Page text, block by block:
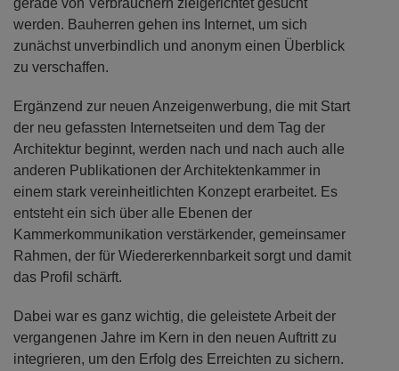
gerade von Verbrauchern zielgerichtet gesucht
werden. Bauherren gehen ins Internet, um sich
zunächst unverbindlich und anonym einen Überblick
zu verschaffen.
Ergänzend zur neuen Anzeigenwerbung, die mit Start
der neu gefassten Internetseiten und dem Tag der
Architektur beginnt, werden nach und nach auch alle
anderen Publikationen der Architektenkammer in
einem stark vereinheitlichten Konzept erarbeitet. Es
entsteht ein sich über alle Ebenen der
Kammerkommunikation verstärkender, gemeinsamer
Rahmen, der für Wiedererkennbarkeit sorgt und damit
das Profil schärft.
Dabei war es ganz wichtig, die geleistete Arbeit der
vergangenen Jahre im Kern in den neuen Auftritt zu
integrieren, um den Erfolg des Erreichten zu sichern.